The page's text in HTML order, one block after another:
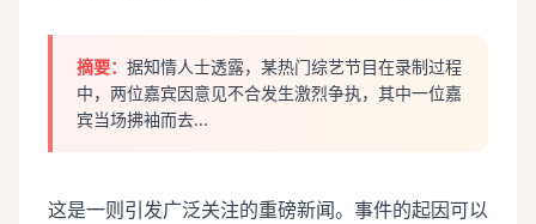
摘要： 据知情人士透露，某热门综艺节目在录制过程
中，两位嘉宾因意见不合发生激烈争执，其中一位嘉
宾当场拂袖而去...
这是一则引发广泛关注的重磅新闻。事件的起因可以